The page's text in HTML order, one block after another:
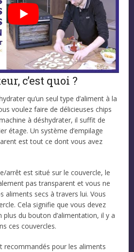
c’est quoi ?
qu’un seul type d’aliment à la
voulez faire de délicieuses chips
à déshydrater, il suffit de
étage. Un système d’empilage
est tout ce dont vous avez
arrêt est situé sur le couvercle, le
pas transparent et vous ne
aliments secs à travers lui. Vous
Cela signifie que vous devez
plus du bouton d’alimentation, il y a
ces couvercles.
recommandés pour les aliments